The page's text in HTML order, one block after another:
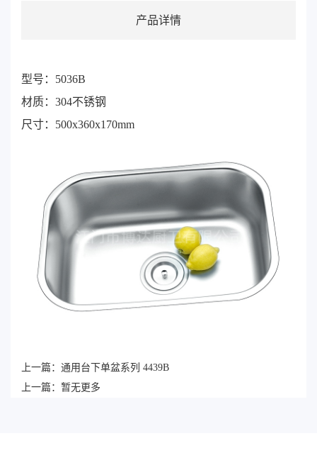
产品详情
型号：5036B
材质：304不锈钢
尺寸：500x360x170mm
上一篇： 通用台下单盆系列 4439B
上一篇： 暂无更多